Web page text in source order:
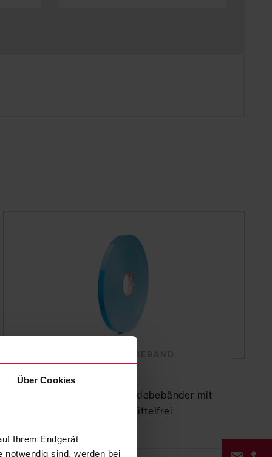
Über Cookies
Ihrem Endgerät
notwendig sind, werden bei
doppelseitige Schaumklebebänder mit
Acrylatklebstoff, lösemittelfrei